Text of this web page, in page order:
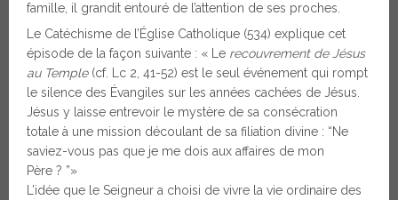
famille, il grandit entouré de l’attention de ses proches.
Le Catéchisme de l’Église Catholique (534) explique cet
épisode de la façon suivante : « Le recouvrement de Jésus
au Temple (cf. Lc 2, 41-52) est le seul événement qui rompt
le silence des Évangiles sur les années cachées de Jésus.
Jésus y laisse entrevoir le mystère de sa consécration
totale à une mission découlant de sa filiation divine : “Ne
saviez-vous pas que je me dois aux affaires de mon
Père ? ”»
L’idée que le Seigneur a choisi de vivre la vie ordinaire des